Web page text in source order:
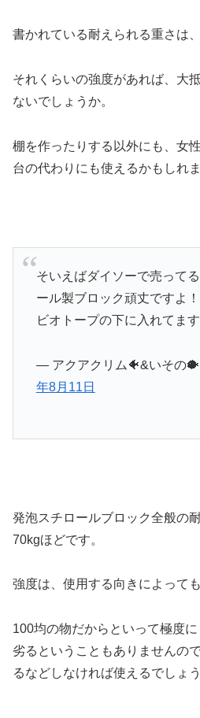
書かれている耐えられる重さは、
それくらいの強度があれば、大
ないでしょうか。
棚を作ったりする以外にも、女
台の代わりにも使えるかもしれま
そいえばダイソーで売って
ール製ブロック頑丈ですよ！
ビオトープの下に入れてま
— アクアクリム🐠&いその
年8月11日
発泡スチロールブロック全般の
70kgほどです。
強度は、使用する向きによって
100均の物だからといって極度
劣るということもありませんの
るなどしなければ使えるでしょう